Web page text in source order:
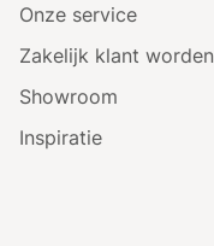
Onze service
Zakelijk klant worden
Showroom
Inspiratie